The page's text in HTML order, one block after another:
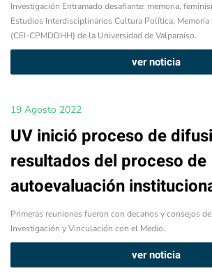
Investigación Entramado desafiante: memoria,
Estudios Interdisciplinarios Cultura Política, Memoria
(CEI-CPMDDHH) de la Universidad de Valparaíso.
ver noticia
19 Agosto 2022
UV inició proceso de
resultados del proceso de
autoevaluación
Primeras reuniones fueron con decanos y consejos
Investigación y Vinculación con el Medio.
ver noticia